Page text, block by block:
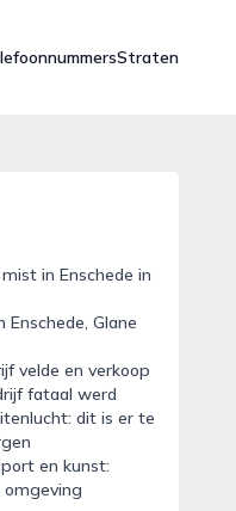
Straten
in Enschede in
Glane
velde en verkoop
fataal werd
dit is er te
en kunst:
omgeving